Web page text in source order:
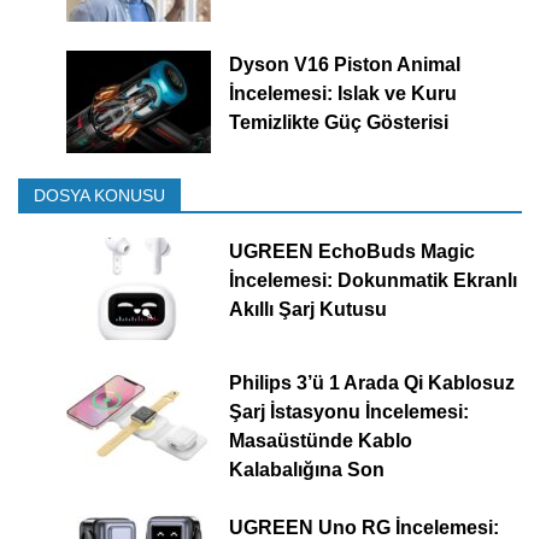
Dyson V16 Piston Animal
İncelemesi: Islak ve Kuru
Temizlikte Güç Gösterisi
DOSYA KONUSU
UGREEN EchoBuds Magic
İncelemesi: Dokunmatik Ekranlı
Akıllı Şarj Kutusu
Philips 3’ü 1 Arada Qi Kablosuz
Şarj İstasyonu İncelemesi:
Masaüstünde Kablo
Kalabalığına Son
UGREEN Uno RG İncelemesi: